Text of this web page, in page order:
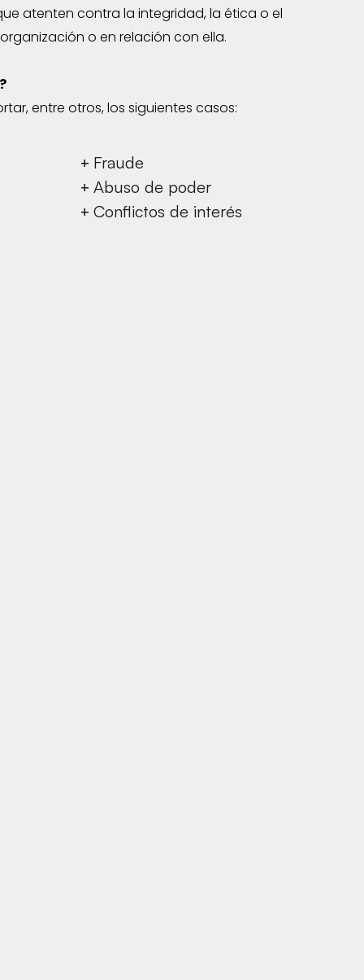
atenten contra la integridad, la ética o el
o en relación con ella.
entre otros, los siguientes casos:
+ Fraude
+ Abuso de poder
+ Conflictos de interés